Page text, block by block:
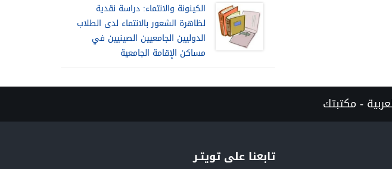
الكينونة والانتماء: دراسة نقدية
لظاهرة الشعور بالانتماء لدى الطلاب
الدوليين الجامعيين الصينيين في
مساكن الإقامة الجامعية
- مكتبتك
تابعنا على تويتـر